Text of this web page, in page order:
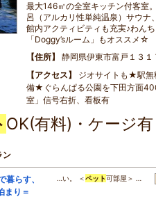
最大146㎡の全室キッチン付客室
呂（アルカリ性単純温泉）サウナ
館内アクティビティも充実♪わん
「Doggy’sルーム」もオススメ☆
住所
静岡県伊東市富戸１３１
アクセス
ジオサイトも★駅無
備★ぐらんぱる公園を下田方面
室」信号右折、看板有
OK(有料)・ケージ
ン
暮らす、
まり＝
…い。 ＜ペット可部屋＞ …